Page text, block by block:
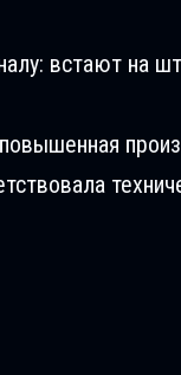
встают на